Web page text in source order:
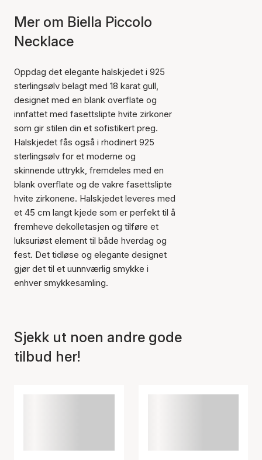
Varen er lagt til i
handlekurven
Mer om Biella Piccolo
Necklace
Oppdag det elegante halskjedet i 925
sterlingsølv belagt med 18 karat gull,
designet med en blank overflate og
innfattet med fasettslipte hvite zirkoner
som gir stilen din et sofistikert preg.
Halskjedet fås også i rhodinert 925
sterlingsølv for et moderne og
skinnende uttrykk, fremdeles med en
blank overflate og de vakre fasettslipte
hvite zirkonene. Halskjedet leveres med
et 45 cm langt kjede som er perfekt til å
fremheve dekolletasjen og tilføre et
luksuriøst element til både hverdag og
fest. Det tidløse og elegante designet
gjør det til et uunnværlig smykke i
enhver smykkesamling.
Sjekk ut noen andre gode
tilbud her!